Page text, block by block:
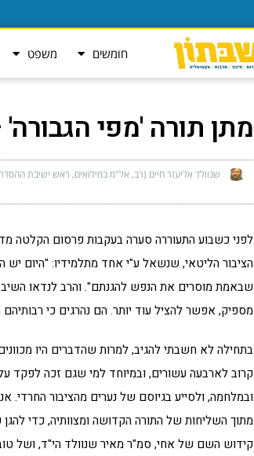
חומשים משפט
מתן תורה 'מפי הגבורה'
שנוולד אליעזר חיים (רב, אל"מ במילואים, ראש ישיבת
לפני כשבוע התעוררה סערה בעקבות פרסום הקלטה
הציבור הליטאי, שנשאל ע"י אחד מתלמידיו: "היום יש
שבאמת מוסרים את הנפש להגנתם". והרב לנדאו השיב
מספיק, אפשר להציל עוד יותר. הם נהרגים כי
בתחילה לא חשבתי להגיב, למרות שהדברים היו
קרוב לארבעה עשורים, ובמיוחד למי שגם זכה לפקד
ובמלחמה, ולסייע בגיוסם של נערים מהציבור החרדי.
מתוך השליחות של התורה הקדושה ומצוותיה, כדי
קידוש השם של אחי, סמ"ר מאיר שנוולד הי"ד, ושל